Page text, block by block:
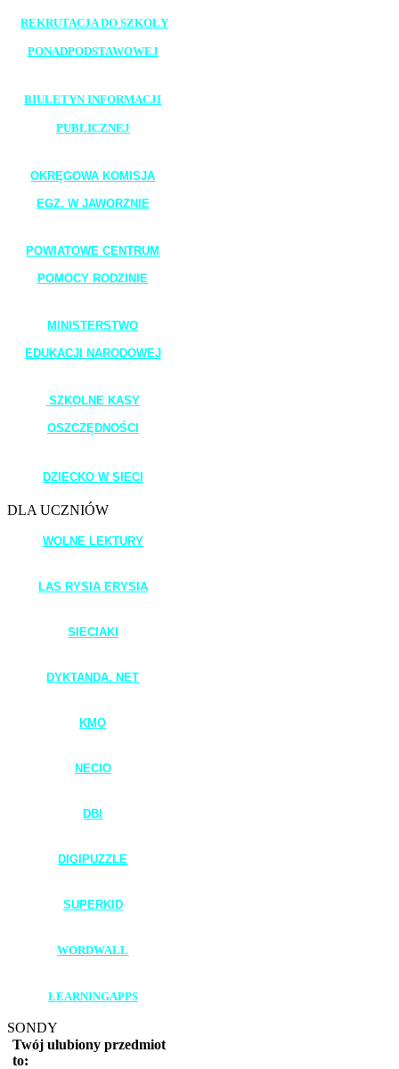
REKRUTACJA DO SZKOŁY
PONADPODSTAWOWEJ
BIULETYN INFORMACJI
PUBLICZNEJ
OKRĘGOWA KOMISJA
EGZ. W JAWORZNIE
POWIATOWE CENTRUM
POMOCY RODZINIE
MINISTERSTWO
EDUKACJI NARODOWEJ
SZKOLNE KASY
OSZCZĘDNOŚCI
DZIECKO W SIECI
DLA UCZNIÓW
WOLNE LEKTURY
LAS RYSIA ERYSIA
SIECIAKI
DYKTANDA. NET
KMO
NECIO
DBI
DIGIPUZZLE
SUPERKID
WORDWALL
LEARNINGAPPS
SONDY
Twój ulubiony przedmiot
to: